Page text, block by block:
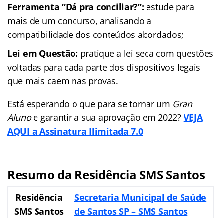
Ferramenta “Dá pra conciliar?”: estude para
mais de um concurso, analisando a
compatibilidade dos conteúdos abordados;
Lei em Questão: pratique a lei seca com questões
voltadas para cada parte dos dispositivos legais
que mais caem nas provas.
Está esperando o que para se tornar um Gran
Alunoe garantir a sua aprovação em 2022? VEJA
AQUI a Assinatura Ilimitada 7.0
Resumo da Residência SMS Santos
Residência
SMS Santos
Secretaria Municipal de Saúde
de Santos SP – SMS Santos